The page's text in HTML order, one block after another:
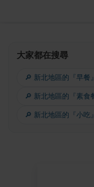
大家都在搜尋
🔎 新北地區的『早餐
🔎 新北地區的『素食
🔎 新北地區的『小吃